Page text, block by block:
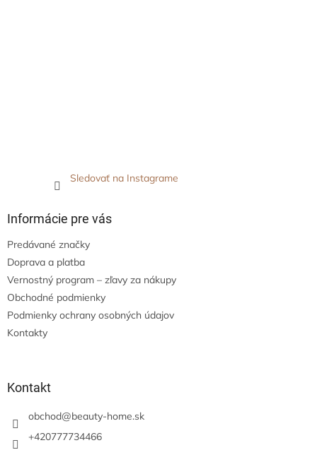
Sledovať na Instagrame
Informácie pre vás
Predávané značky
Doprava a platba
Vernostný program – zľavy za nákupy
Obchodné podmienky
Podmienky ochrany osobných údajov
Kontakty
Kontakt
obchod@beauty-home.sk
+420777734466